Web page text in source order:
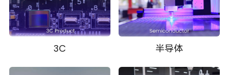
3C 半导体